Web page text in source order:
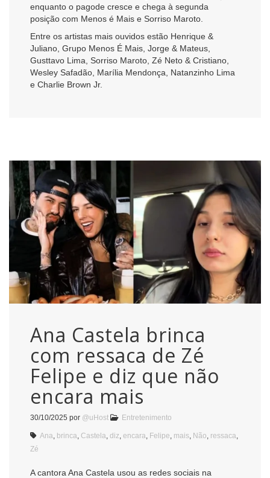
enquanto o pagode cresce e chega à segunda
posição com Menos é Mais e Sorriso Maroto.
Entre os artistas mais ouvidos estão Henrique &
Juliano, Grupo Menos É Mais, Jorge & Mateus,
Gusttavo Lima, Sorriso Maroto, Zé Neto & Cristiano,
Wesley Safadão, Marília Mendonça, Natanzinho Lima
e Charlie Brown Jr.
Ana Castela brinca
com ressaca de Zé
Felipe e diz que não
encara mais
30/10/2025 por @uHost Entretenimento
Ana brinca Castela diz encara Felipe mais Não ressaca
Zé
A cantora Ana Castela usou as redes sociais na